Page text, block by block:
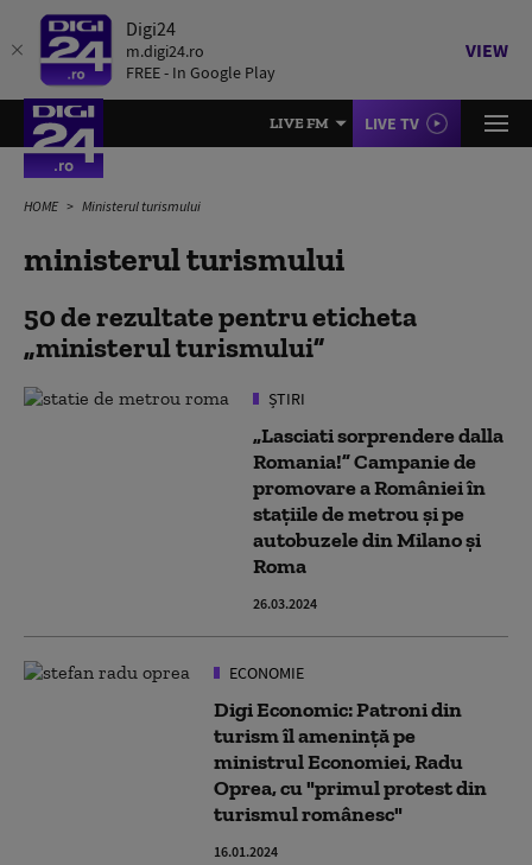
Digi24
m.digi24.ro
FREE - In Google Play
VIEW
LIVE FM LIVE TV
HOME Ministerul turismului
ministerul turismului
50 de rezultate pentru eticheta
ministerul turismului
ȘTIRI
„Lasciati sorprendere dalla
Romania!” Campanie de
promovare a României în
staţiile de metrou şi pe
autobuzele din Milano și
Roma
26.03.2024
ECONOMIE
Digi Economic: Patroni din
turism îl amenință pe
ministrul Economiei, Radu
Oprea, cu "primul protest din
turismul românesc"
16.01.2024